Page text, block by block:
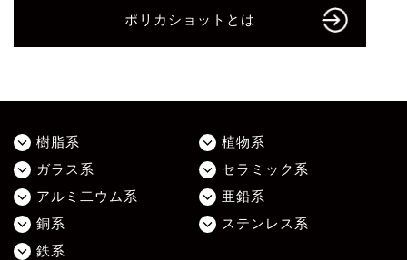
ポリカショットとは
樹脂系
植物系
ガラス系
セラミック系
アルミ二ウム系
亜鉛系
銅系
ステンレス系
鉄系